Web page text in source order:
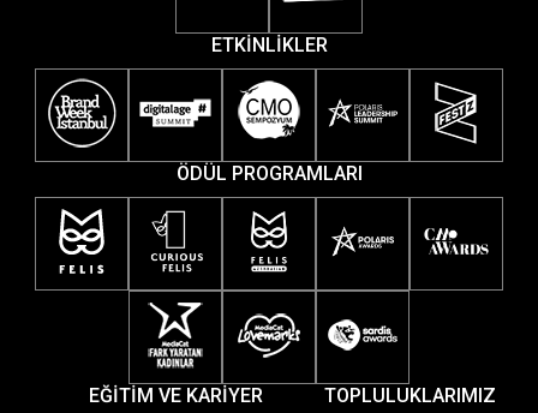
ETKİNLİKLER
ÖDÜL PROGRAMLARI
EĞİTİM VE KARİYER TOPLULUKLARIMIZ